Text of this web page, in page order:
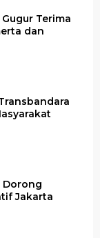
Terima
dan
Dorong
Jakarta